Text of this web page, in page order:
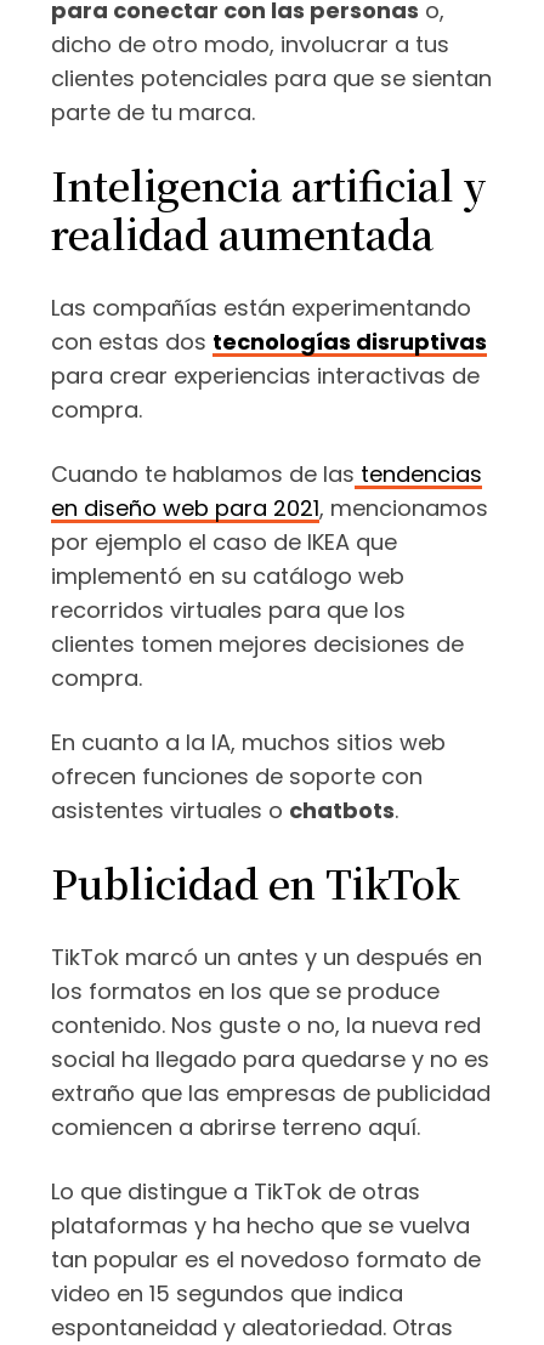
para conectar con las personas o,
dicho de otro modo, involucrar a tus
clientes potenciales para que se sientan
parte de tu marca.
Inteligencia artificial y
realidad aumentada
Las compañías están experimentando
con estas dos tecnologías disruptivas
para crear experiencias interactivas de
compra.
Cuando te hablamos de las tendencias
en diseño web para 2021, mencionamos
por ejemplo el caso de IKEA que
implementó en su catálogo web
recorridos virtuales para que los
clientes tomen mejores decisiones de
compra.
En cuanto a la IA, muchos sitios web
ofrecen funciones de soporte con
asistentes virtuales o chatbots.
Publicidad en TikTok
TikTok marcó un antes y un después en
los formatos en los que se produce
contenido. Nos guste o no, la nueva red
social ha llegado para quedarse y no es
extraño que las empresas de publicidad
comiencen a abrirse terreno aquí.
Lo que distingue a TikTok de otras
plataformas y ha hecho que se vuelva
tan popular es el novedoso formato de
video en 15 segundos que indica
espontaneidad y aleatoriedad. Otras